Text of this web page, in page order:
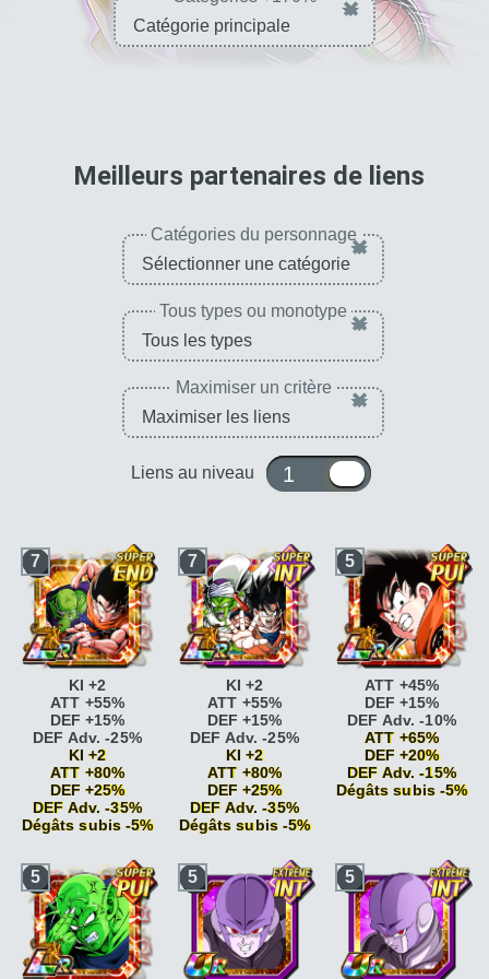
×
Meilleurs partenaires de liens
Catégories du personnage×
Tous types ou monotype ×
Maximiser un critère ×
Liens au niveau 1 ou 10
7
époustouflanteKI
+2
Vitesse
époustouflanteKI
+2 DEF +5%
Combat acharnéATT
KI +2
ATT +55%
DEF +15%
DEF Adv. -25%
KI +2
ATT +80%
DEF +25%
DEF Adv. -35%
Dégâts subis -5%
7
époustouflanteKI
Vitesse
époustouflante
+2 DEF +5%
Combat acharnéATT
KI +2
ATT +55%
DEF +15%
DEF Adv. -25%
KI +2
ATT +80%
DEF +25%
DEF Adv. -35%
Dégâts subis -5%
5
Combat acharnéATT
+20%
Pouvoir
légendaire ATT
+10% si ATT SP
Pouvoir
légendaireATT
ATT +45%
DEF +15%
DEF Adv. -10%
ATT +65%
DEF +20%
DEF Adv. -15%
Dégâts subis -5%
5 5 5